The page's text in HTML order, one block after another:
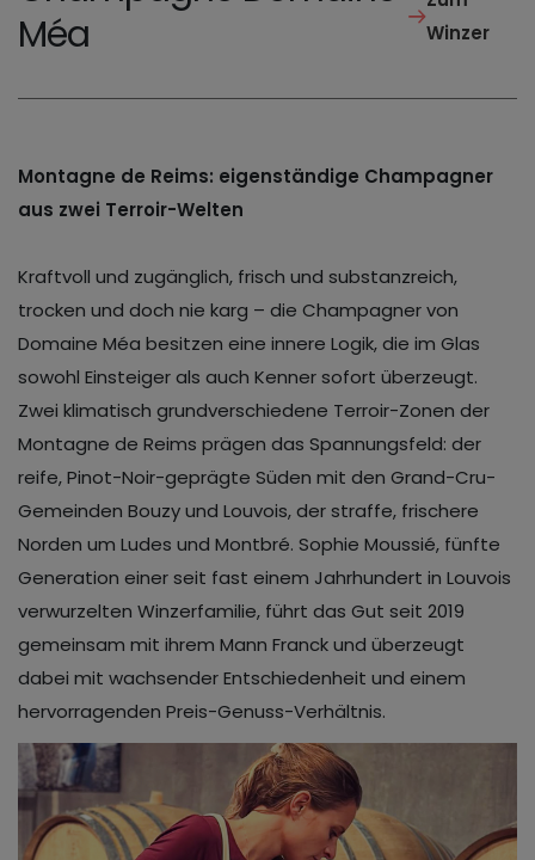
Méa
Winzer
Montagne de Reims: eigenständige Champagner
aus zwei Terroir-Welten
Kraftvoll und zugänglich, frisch und substanzreich,
trocken und doch nie karg – die Champagner von
Domaine Méa besitzen eine innere Logik, die im Glas
sowohl Einsteiger als auch Kenner sofort überzeugt.
Zwei klimatisch grundverschiedene Terroir-Zonen der
Montagne de Reims prägen das Spannungsfeld: der
reife, Pinot-Noir-geprägte Süden mit den Grand-Cru-
Gemeinden Bouzy und Louvois, der straffe, frischere
Norden um Ludes und Montbré. Sophie Moussié, fünfte
Generation einer seit fast einem Jahrhundert in Louvois
verwurzelten Winzerfamilie, führt das Gut seit 2019
gemeinsam mit ihrem Mann Franck und überzeugt
dabei mit wachsender Entschiedenheit und einem
hervorragenden Preis-Genuss-Verhältnis.